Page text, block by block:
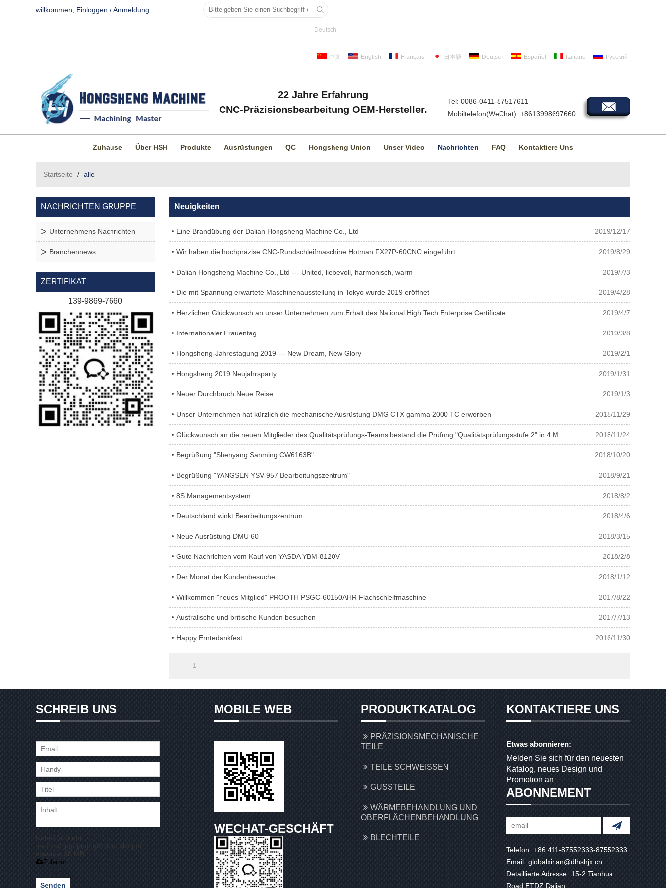
willkommen, Einloggen / Anmeldung
Deutsch
中文 English Français 日本語 Deutsch Español Italiano Русский
22 Jahre Erfahrung
CNC-Präzisionsbearbeitung OEM-Hersteller.
Tel: 0086-0411-87517611
Mobiltelefon(WeChat): +8613998697660
Zuhause Über HSH Produkte Ausrüstungen QC Hongsheng Union Unser Video Nachrichten FAQ Kontaktiere Uns
Startseite / alle
NACHRICHTEN GRUPPE
Unternehmens Nachrichten
Branchennews
ZERTIFIKAT
139-9869-7660
Neuigkeiten
Eine Brandübung der Dalian Hongsheng Machine Co., Ltd 2019/12/17
Wir haben die hochpräzise CNC-Rundschleifmaschine Hotman FX27P-60CNC eingeführt 2019/8/29
Dalian Hongsheng Machine Co., Ltd --- United, liebevoll, harmonisch, warm 2019/7/3
Die mit Spannung erwartete Maschinenausstellung in Tokyo wurde 2019 eröffnet 2019/4/28
Herzlichen Glückwunsch an unser Unternehmen zum Erhalt des National High Tech Enterprise Certificate 2019/4/7
Internationaler Frauentag 2019/3/8
Hongsheng-Jahrestagung 2019 --- New Dream, New Glory 2019/2/1
Hongsheng 2019 Neujahrsparty 2019/1/31
Neuer Durchbruch Neue Reise 2019/1/3
Unser Unternehmen hat kürzlich die mechanische Ausrüstung DMG CTX gamma 2000 TC erworben 2018/11/29
Glückwunsch an die neuen Mitglieder des Qualitätsprüfungs-Teams bestand die Prüfung "Qualitätsprüfungsstufe 2" in 4 Monaten. 2018/11/24
Begrüßung "Shenyang Sanming CW6163B" 2018/10/20
Begrüßung "YANGSEN YSV-957 Bearbeitungszentrum" 2018/9/21
8S Managementsystem 2018/8/2
Deutschland winkt Bearbeitungszentrum 2018/4/6
Neue Ausrüstung-DMU 60 2018/3/15
Gute Nachrichten vom Kauf von YASDA YBM-8120V 2018/2/8
Der Monat der Kundenbesuche 2018/1/12
Willkommen "neues Mitglied" PROOTH PSGC-60150AHR Flachschleifmaschine 2017/8/22
Australische und britische Kunden besuchen 2017/7/13
Happy Erntedankfest 2016/11/30
1
SCHREIB UNS
Unterstützt nur
.rar/.zip/.jpg/.png/.gif/.doc/.xls/.pdf,
maximal 20 MB
Zubehör
Senden
MOBILE WEB
WECHAT-GESCHÄFT
PRODUKTKATALOG
PRÄZISIONSMECHANISCHE
TEILE
TEILE SCHWEISSEN
GUSSTEILE
WÄRMEBEHANDLUNG UND
OBERFLÄCHENBEHANDLUNG
BLECHTEILE
KONTAKTIERE UNS
Etwas abonnieren:
Melden Sie sich für den neuesten
Katalog, neues Design und
Promotion an
ABONNEMENT
Telefon: +86 411-87552333-87552333
Email: globalxinan@dlhshjx.cn
Detaillierte Adresse: 15-2 Tianhua
Road ETDZ Dalian